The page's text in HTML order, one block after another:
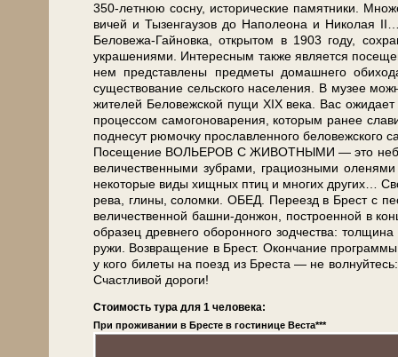
350-летнюю сосну, ис­то­ри­че­ские па­мят­ни­ки.
ви­чей и Ты­зен­гау­зов до На­по­лео­на и Ни­ко­лая
Беловежа-Гайновка, открытом в 1903 го­ду,
украшениями. Интересным так­же яв­ля­ет­ся
нем пред­став­ле­ны пред­ме­ты до­маш­не­го
существование сельского на­се­ле­ния. В музее
жи­те­лей Бе­ло­веж­ской пу­щи XIX ве­ка. Вас
процессом самогоноварения, ко­то­рым ранее
поднесут рюмочку прославленного беловежского
По­се­ще­ние ВОЛЬЕРОВ С ЖИВОТНЫМИ — это
величественными зубрами, грациозными
некоторые ви­ды хищных птиц и мно­гих дру­гих…
ре­ва, гли­ны, со­лом­ки. ОБЕД. Пе­ре­езд в Брест с
ве­ли­че­ствен­ной башни-донжон, по­стро­ен­ной в
об­ра­зец древ­не­го обо­рон­но­го зод­че­ства:
ру­жи. Воз­вра­ще­ние в Брест. Окон­ча­ние
у кого би­ле­ты на по­езд из Бре­ста — не
Счастливой до­ро­ги!
Стоимость тура для 1 человека:
При проживании в Бресте в гостинице Веста***